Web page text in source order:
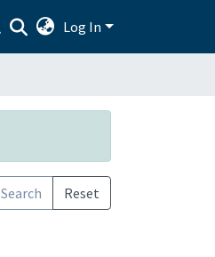
Log In
Search
Reset